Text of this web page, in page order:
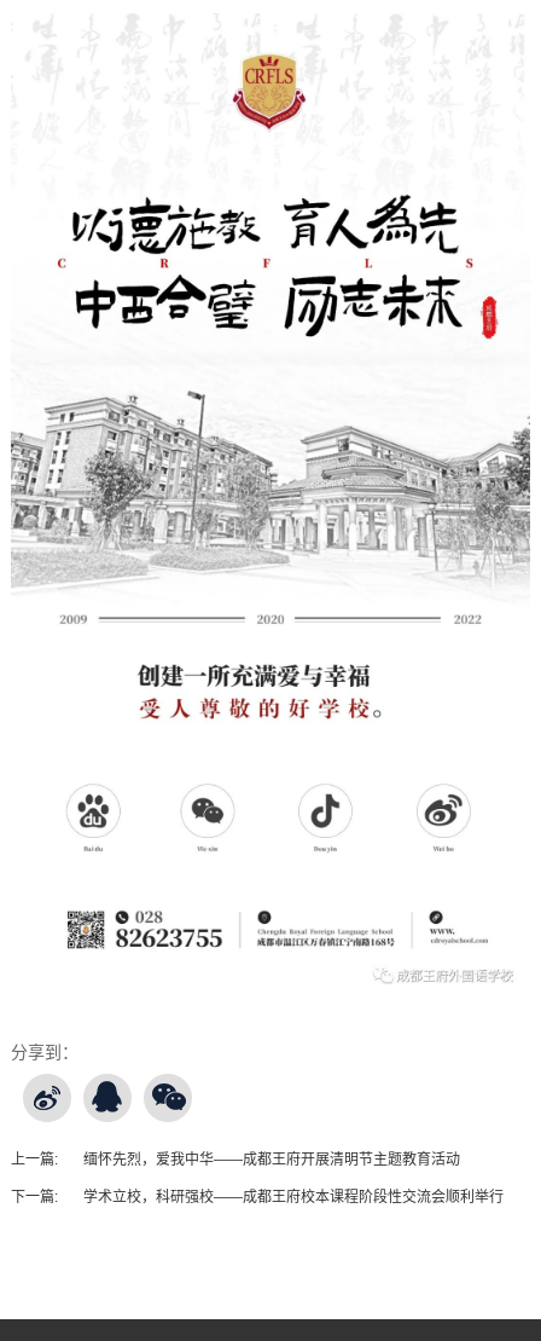
分享到：
上一篇: 缅怀先烈，爱我中华——成都王府开展清明节主题教育活动
下一篇: 学术立校，科研强校——成都王府校本课程阶段性交流会顺利举行